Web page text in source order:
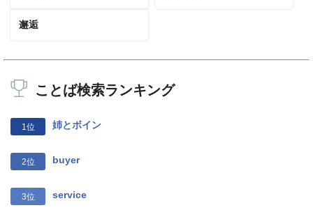
邂逅
ことば検索ランキング
1位 姉とボイン
2位 buyer
3位 service